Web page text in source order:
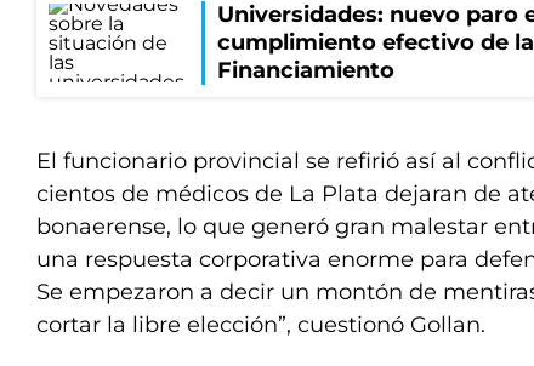
Universidades: nuevo paro
cumplimiento efectivo de
Financiamiento
El funcionario provincial se refirió así al
cientos de médicos de La Plata dejaran de
bonaerense, lo que generó gran malestar
una respuesta corporativa enorme para
Se empezaron a decir un montón de
cortar la libre elección”, cuestionó Gollan.